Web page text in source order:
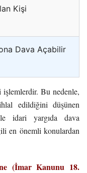
Kişi
Dava Açabilir
Bu nedenle,
edildiğini düşünen
idari yargıda dava
en önemli konulardan
(İmar Kanunu 18.